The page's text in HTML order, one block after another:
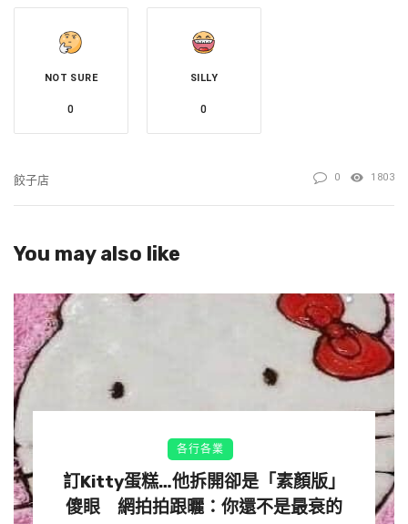
NOT SURE
0
SILLY
0
餃子店 0 1803
You may also like
各行各業
訂Kitty蛋糕…他拆開卻是「素顏版」
傻眼 網拍拍跟曬：你還不是最衰的